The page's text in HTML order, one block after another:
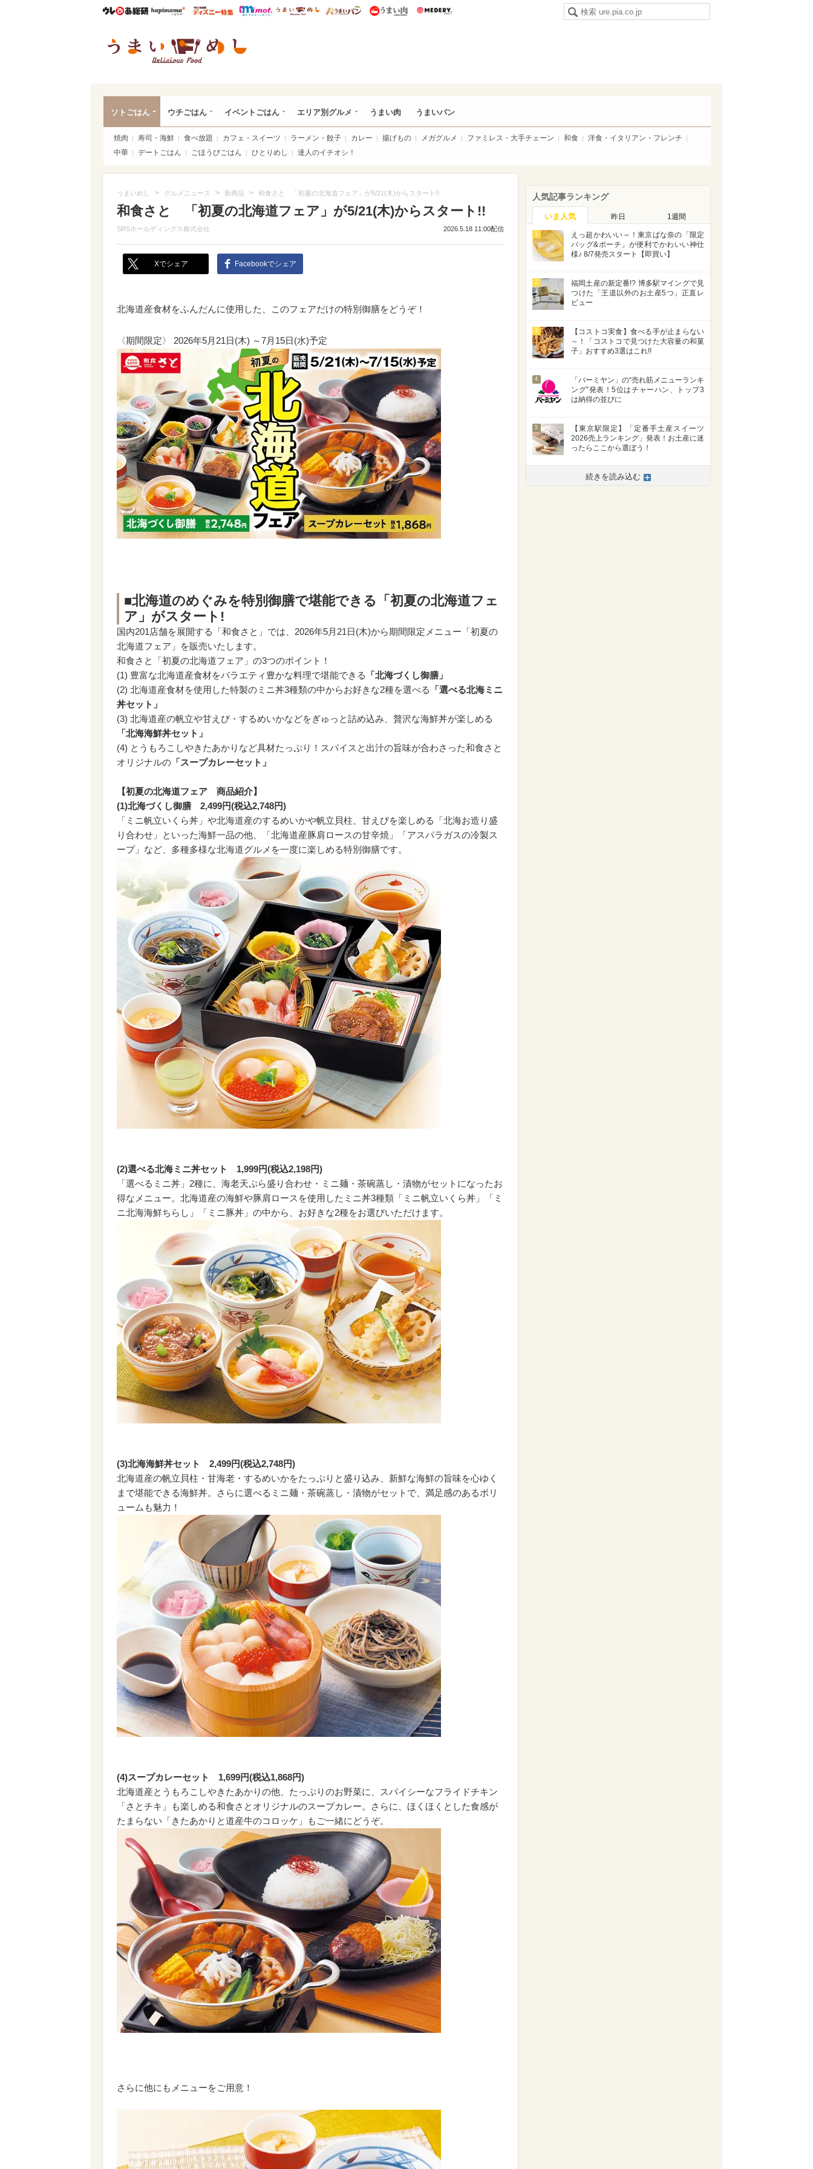
ウレぴあ総研ハピママ* ウレぴあ総研 ディズニー特集
mimot. うまいめし うまいパン うまい肉
ソトごはん ウチごはん イベントごはん エリア別グルメ うまい肉 うまいパン
焼肉 寿司・海鮮 食べ放題 カフェ・スイーツ ラーメン・餃子 カレー 揚げもの メガグルメ ファミレス・大手チェーン 和食
洋食・イタリアン・フレンチ
中華
デートごはん ごほうびごはん ひとりめし 達人のイチオシ！
うまいめし > グルメニュース > 新商品 > 和食さと 「初夏の北海道フェア」が5/21(木)からスタート!!
和食さと 「初夏の北海道フェア」が5/21(木)からスタート!!
SRSホールディングス株式会社 2026.5.18 11:00配信
Xでシェア Facebookでシェア
北海道産食材をふんだんに使用した、このフェアだけの特別御膳をどうぞ！
〈期間限定〉 2026年5月21日(木) ～7月15日(水)予定
■北海道のめぐみを特別御膳で堪能できる「初夏の北海道フェ
ア」がスタート!
国内201店舗を展開する「和食さと」では、2026年5月21日(木)から期間限定メニュー「初夏の
北海道フェア」を販売いたします。
和食さと「初夏の北海道フェア」の3つのポイント！
(1) 豊富な北海道産食材をバラエティ豊かな料理で堪能できる
「北海づくし御膳」
(2) 北海道産食材を使用した特製のミニ丼3種類の中からお好きな2種を選べる
「選べる北海ミニ
丼セット」
(3) 北海道産の帆立や甘えび・するめいかなどをぎゅっと詰め込み、贅沢な海鮮丼が楽しめる
「北海海鮮丼セット」
(4) とうもろこしやきたあかりなど具材たっぷり！スパイスと出汁の旨味が合わさった和食さと
オリジナルの 「スープカレーセット」
【初夏の北海道フェア 商品紹介】
(1)北海づくし御膳 2,499円(税込2,748円)
「ミニ帆立いくら丼」や北海道産のするめいかや帆立貝柱、甘えびを楽しめる「北海お造り盛
り合わせ」といった海鮮一品の他、「北海道産豚肩ロースの甘辛焼」「アスパラガスの冷製ス
ープ」など、多種多様な北海道グルメを一度に楽しめる特別御膳です。
(2)選べる北海ミニ丼セット 1,999円(税込2,198円)
「選べるミニ丼」2種に、海老天ぷら盛り合わせ・ミニ麺・茶碗蒸し・漬物がセットになったお
得なメニュー。北海道産の海鮮や豚肩ロースを使用したミニ丼3種類「ミニ帆立いくら丼」「ミ
ニ北海海鮮ちらし」「ミニ豚丼」の中から、お好きな2種をお選びいただけます。
(3)北海海鮮丼セット 2,499円(税込2,748円)
北海道産の帆立貝柱・甘海老・するめいかをたっぷりと盛り込み、新鮮な海鮮の旨味を心ゆく
まで堪能できる海鮮丼。さらに選べるミニ麺・茶碗蒸し・漬物がセットで、満足感のあるボリ
ュームも魅力！
(4)スープカレーセット 1,699円(税込1,868円)
北海道産とうもろこしやきたあかりの他、たっぷりのお野菜に、スパイシーなフライドチキン
「さとチキ」も楽しめる和食さとオリジナルのスープカレー。さらに、ほくほくとした食感が
たまらない「きたあかりと道産牛のコロッケ」もご一緒にどうぞ。
さらに他にもメニューをご用意！
人気記事ランキング
いま人気 昨日 1週間
1
えっ超かわいい～！東京ばな奈の「限定
バッグ&ポーチ」が便利でかわいい神仕
様♪ 8/7発売スタート【即買い】
2
福岡土産の新定番!? 博多駅マイングで見
つけた「王道以外のお土産5つ」正直レ
ビュー
3
【コストコ実食】食べる手が止まらない
～！「コストコで見つけた大容量の和菓
子」おすすめ3選はこれ!!
4
「バーミヤン」の“売れ筋メニューランキ
ング”発表！5位はチャーハン、トップ3
は納得の並びに
5
【東京駅限定】「定番手土産スイーツ
2026売上ランキング」発表！お土産に迷
ったらここから選ぼう！
続きを読み込む